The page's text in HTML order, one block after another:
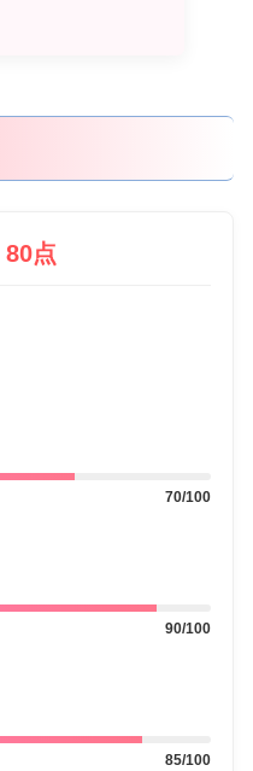
80点
70/100
90/100
85/100